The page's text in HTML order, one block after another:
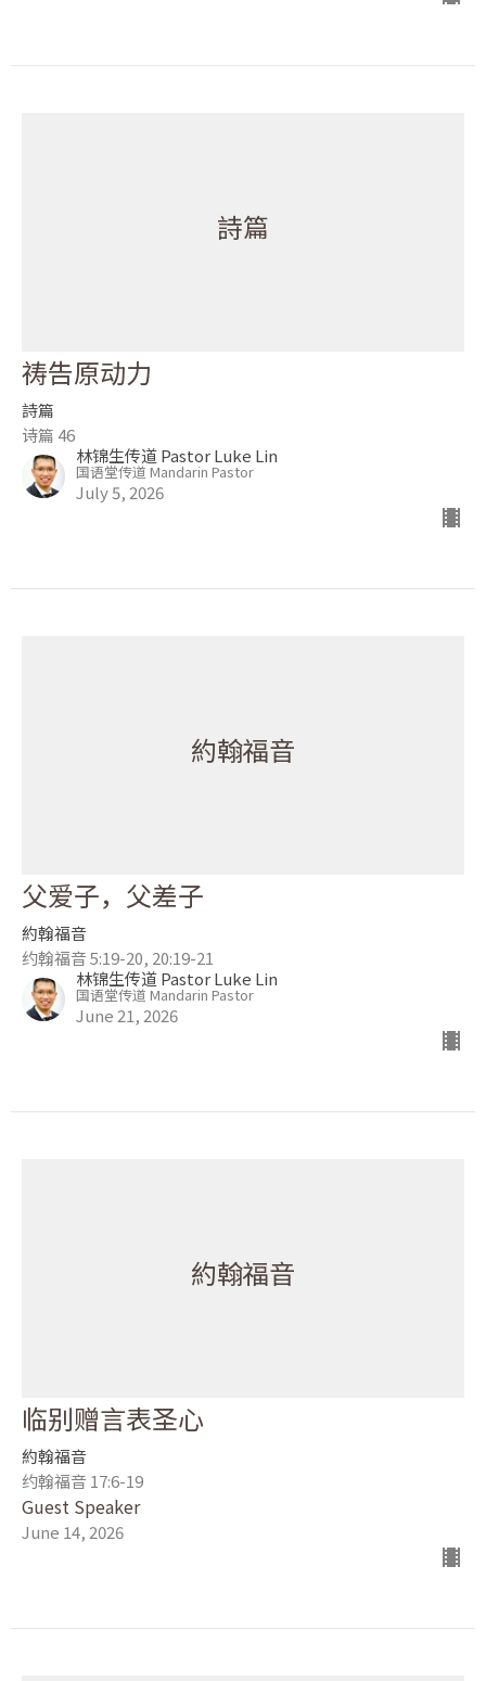
詩篇
祷告原动力
詩篇
诗篇 46
林锦生传道 Pastor Luke Lin
国语堂传道 Mandarin Pastor
July 5, 2026
約翰福音
父爱子，父差子
約翰福音
约翰福音 5:19-20, 20:19-21
林锦生传道 Pastor Luke Lin
国语堂传道 Mandarin Pastor
June 21, 2026
約翰福音
临别赠言表圣心
約翰福音
约翰福音 17:6-19
Guest Speaker
June 14, 2026